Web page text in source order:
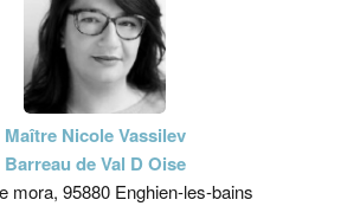
Maître Nicole Vassilev
Barreau de Val D Oise
mora, 95880 Enghien-les-bains